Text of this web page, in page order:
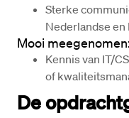
Sterke
Nederlandse en
Mooi meegenomen:
Kennis van IT/
of
De